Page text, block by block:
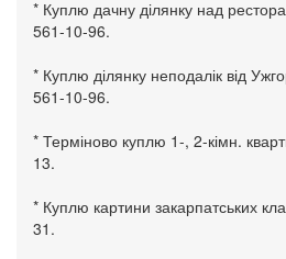
* Куплю дачну ділянку над
561-10-96.
* Куплю ділянку неподалік від
561-10-96.
* Терміново куплю 1-, 2-кімн.
13.
* Куплю картини закарпатських
31.